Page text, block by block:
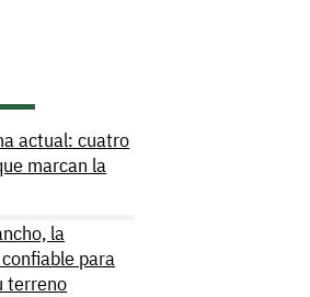
actual: cuatro
marcan la
la
para
terreno